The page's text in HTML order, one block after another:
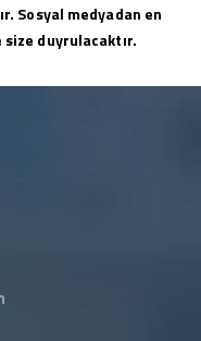
Sosyal medyadan en
duyrulacaktır.